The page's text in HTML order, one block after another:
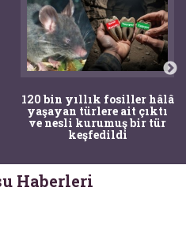
120 bin yıllık fosiller hâlâ
yaşayan türlere ait çıktı
ve nesli kurumuş bir tür
keşfedildi
Haberleri